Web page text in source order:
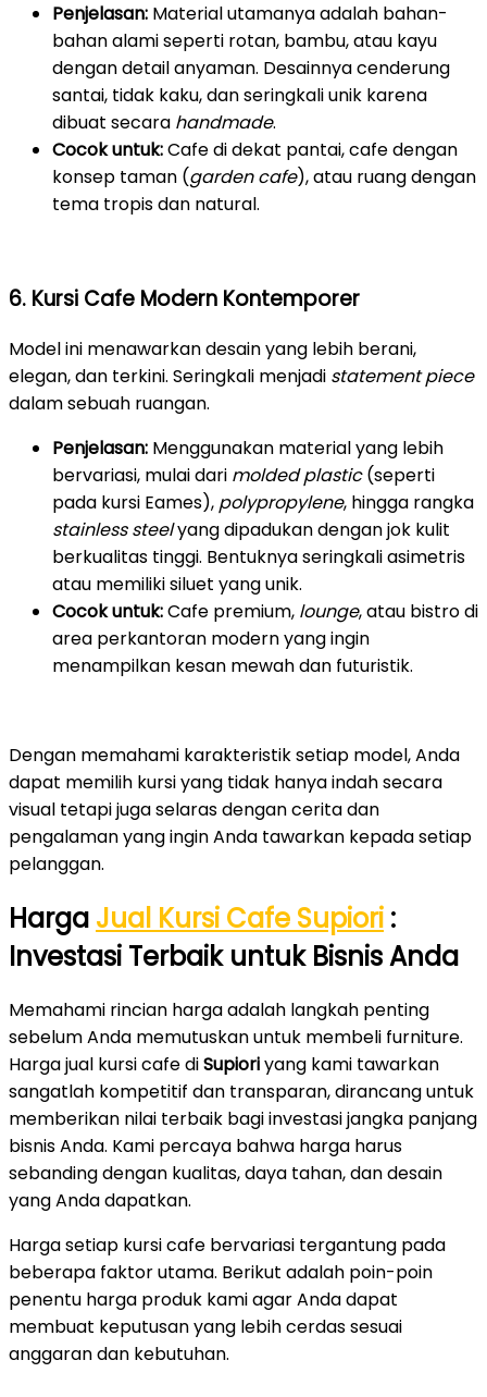
Penjelasan: Material utamanya adalah bahan-
bahan alami seperti rotan, bambu, atau kayu
dengan detail anyaman. Desainnya cenderung
santai, tidak kaku, dan seringkali unik karena
dibuat secara handmade.
Cocok untuk:Cafe di dekat pantai, cafe dengan
konsep taman (garden cafe), atau ruang dengan
tema tropis dan natural.
6. Kursi Cafe Modern Kontemporer
Model ini menawarkan desain yang lebih berani,
elegan, dan terkini. Seringkali menjadi statement piece
dalam sebuah ruangan.
Penjelasan: Menggunakan material yang lebih
bervariasi, mulai dari molded plastic(seperti
pada kursi Eames), polypropylene, hingga rangka
stainless steelyang dipadukan dengan jok kulit
berkualitas tinggi. Bentuknya seringkali asimetris
atau memiliki siluet yang unik.
Cocok untuk:Cafe premium, lounge, atau bistro di
area perkantoran modern yang ingin
menampilkan kesan mewah dan futuristik.
Dengan memahami karakteristik setiap model, Anda
dapat memilih kursi yang tidak hanya indah secara
visual tetapi juga selaras dengan cerita dan
pengalaman yang ingin Anda tawarkan kepada setiap
pelanggan.
Harga Jual Kursi Cafe Supiori :
Investasi Terbaik untuk Bisnis Anda
Memahami rincian harga adalah langkah penting
sebelum Anda memutuskan untuk membeli furniture.
Harga jual kursi cafe diSupioriyang kami tawarkan
sangatlah kompetitif dan transparan, dirancang untuk
memberikan nilai terbaik bagi investasi jangka panjang
bisnis Anda. Kami percaya bahwa harga harus
sebanding dengan kualitas, daya tahan, dan desain
yang Anda dapatkan.
Harga setiap kursi cafe bervariasi tergantung pada
beberapa faktor utama. Berikut adalah poin-poin
penentu harga produk kami agar Anda dapat
membuat keputusan yang lebih cerdas sesuai
anggaran dan kebutuhan.